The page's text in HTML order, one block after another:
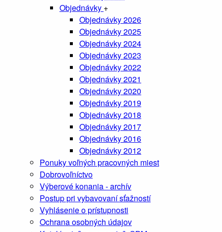
Objednávky +
Objednávky 2026
Objednávky 2025
Objednávky 2024
Objednávky 2023
Objednávky 2022
Objednávky 2021
Objednávky 2020
Objednávky 2019
Objednávky 2018
Objednávky 2017
Objednávky 2016
Objednávky 2012
Ponuky voľných pracovných miest
Dobrovoľníctvo
Výberové konania - archív
Postup pri vybavovaní sťažností
Vyhlásenie o prístupnosti
Ochrana osobných údajov